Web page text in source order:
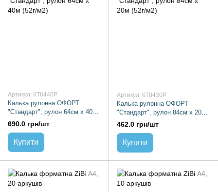
Артикул: КТ6440Р
Калька рулонна ОФОРТ
"Стандарт", рулон 64см х 40м
(52г/м2)
690.0 грн/шт
Купити
Артикул: КТ8420Р
Калька рулонна ОФОРТ
"Стандарт", рулон 84см х 20м
(52г/м2)
462.0 грн/шт
Купити